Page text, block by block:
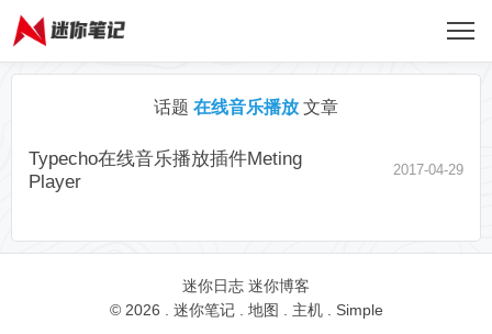
话题 在线音乐播放 文章
Typecho在线音乐播放插件Meting
Player
2017-04-29
迷你日志 迷你博客
© 2026 . 迷你笔记. 地图 主机. Simple